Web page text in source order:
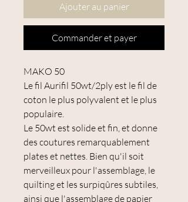
Ajouter au panier
Commander et payer
MAKO 50
Le fil Aurifil 50wt/2ply est le fil de
coton le plus polyvalent et le plus
populaire.
Le 50wt est solide et fin, et donne
des coutures remarquablement
plates et nettes. Bien qu'il soit
merveilleux pour l'assemblage, le
quilting et les surpiqûres subtiles,
ainsi que l'assemblage de papier